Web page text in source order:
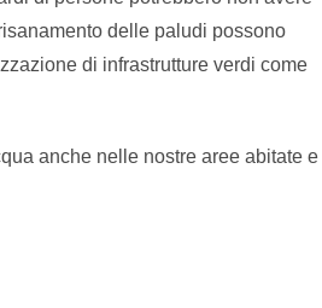
delle paludi possono
di infrastrutture verdi come
anche nelle nostre aree abitate e